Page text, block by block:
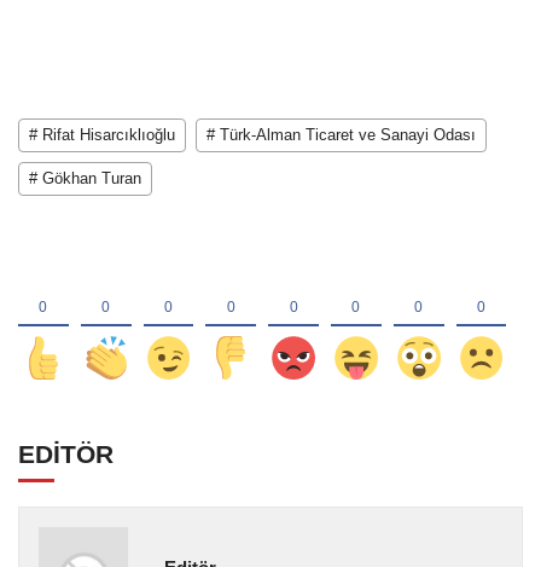
# Rifat Hisarcıklıoğlu # Türk-Alman Ticaret ve Sanayi Odası
# Gökhan Turan
EDİTÖR